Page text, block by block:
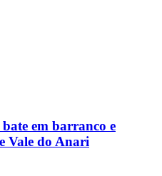
em barranco e
Vale do Anari